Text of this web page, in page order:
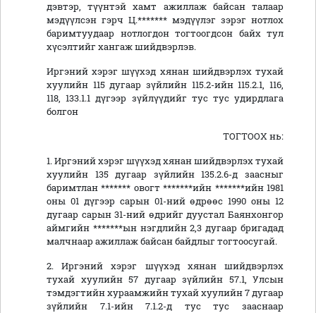
дэвтэр, түүнтэй хамт ажиллаж байсан талаар
мэдүүлсэн гэрч Ц.******* мэдүүлэг зэрэг нотлох
баримтуудаар нотлогдон тогтоогдсон байх тул
хүсэлтийг хангаж шийдвэрлэв.
Иргэний хэрэг шүүхэд хянан шийдвэрлэх тухай
хуулийн 115 дугаар зүйлийн 115.2-ийн 115.2.1, 116,
118, 133.1.1 дүгээр зүйлүүдийг тус тус удирдлага
болгон
ТОГТООХ нь:
1. Иргэний хэрэг шүүхэд хянан шийдвэрлэх тухай
хуулийн 135 дугаар зүйлийн 135.2.6-д заасныг
баримтлан ******* овогт *******ийн *******ийн 1981
оны 01 дүгээр сарын 01-ний өдрөөс 1990 оны 12
дугаар сарын 31-ний өдрийг дуустал Баянхонгор
аймгийн *******ын нэгдлийн 2,3 дугаар бригадад
малчнаар ажиллаж байсан байдлыг тогтоосугай.
2. Иргэний хэрэг шүүхэд хянан шийдвэрлэх
тухай хуулийн 57 дугаар зүйлийн 57.1, Улсын
тэмдэгтийн хураамжийн тухай хуулийн 7 дугаар
зүйлийн 7.1-ийн 7.1.2-д тус тус зааснаар